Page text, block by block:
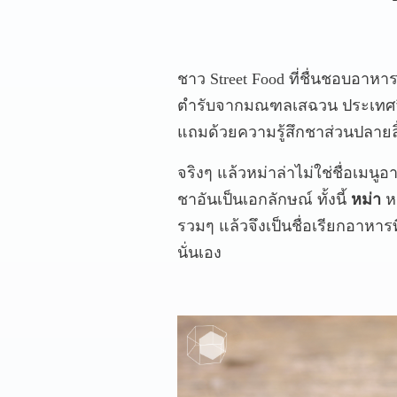
ชาว Street Food ที่ชื่นชอบอาห
ตำรับจากมณฑลเสฉวน ประเท
แถมด้วยความรู้สึกชาส่วนปลา
จริงๆ แล้วหม่าล่าไม่ใช่ชื่อเมนูอ
ชาอันเป็นเอกลักษณ์ ทั้งนี้หม่าห
รวมๆ แล้วจึงเป็นชื่อเรียกอาหา
นั่นเอง